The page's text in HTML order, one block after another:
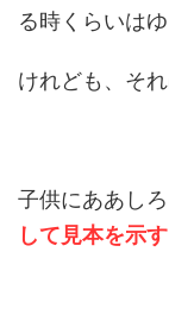
る時くらいは
けれども、そ
子供にああし
して見本を示